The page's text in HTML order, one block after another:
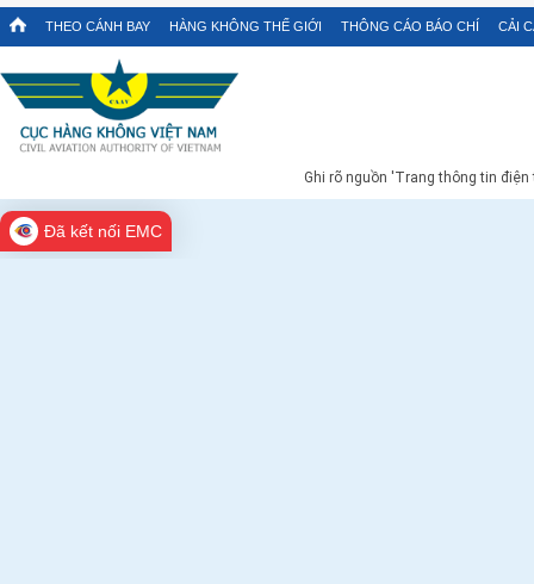
THEO CÁNH BAY HÀNG KHÔNG THẾ GIỚI THÔNG CÁO BÁO CHÍ CẢI
Ghi rõ nguồn 'Trang thông tin
Đã kết nối EMC